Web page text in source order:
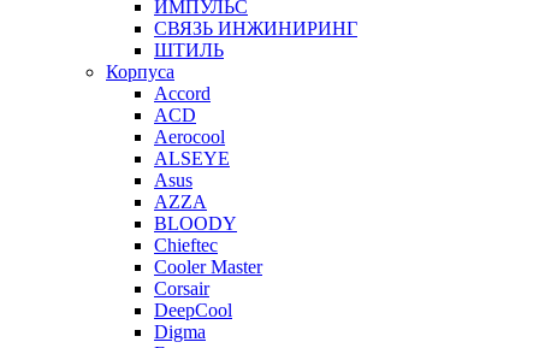
ИМПУЛЬС
СВЯЗЬ ИНЖИНИРИНГ
ШТИЛЬ
Корпуса
Accord
ACD
Aerocool
ALSEYE
Asus
AZZA
BLOODY
Chieftec
Cooler Master
Corsair
DeepCool
Digma